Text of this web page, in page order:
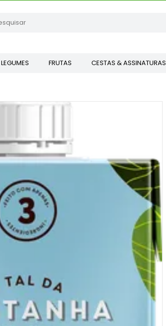
LEGUMES FRUTAS CESTAS & ASSINATURAS